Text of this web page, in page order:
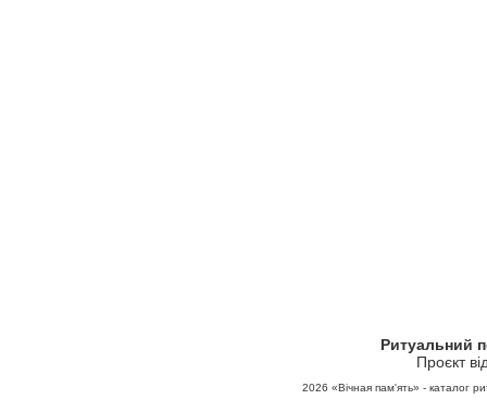
Ритуальний
Проєкт
2026 «Вічная пам'ять» - каталог